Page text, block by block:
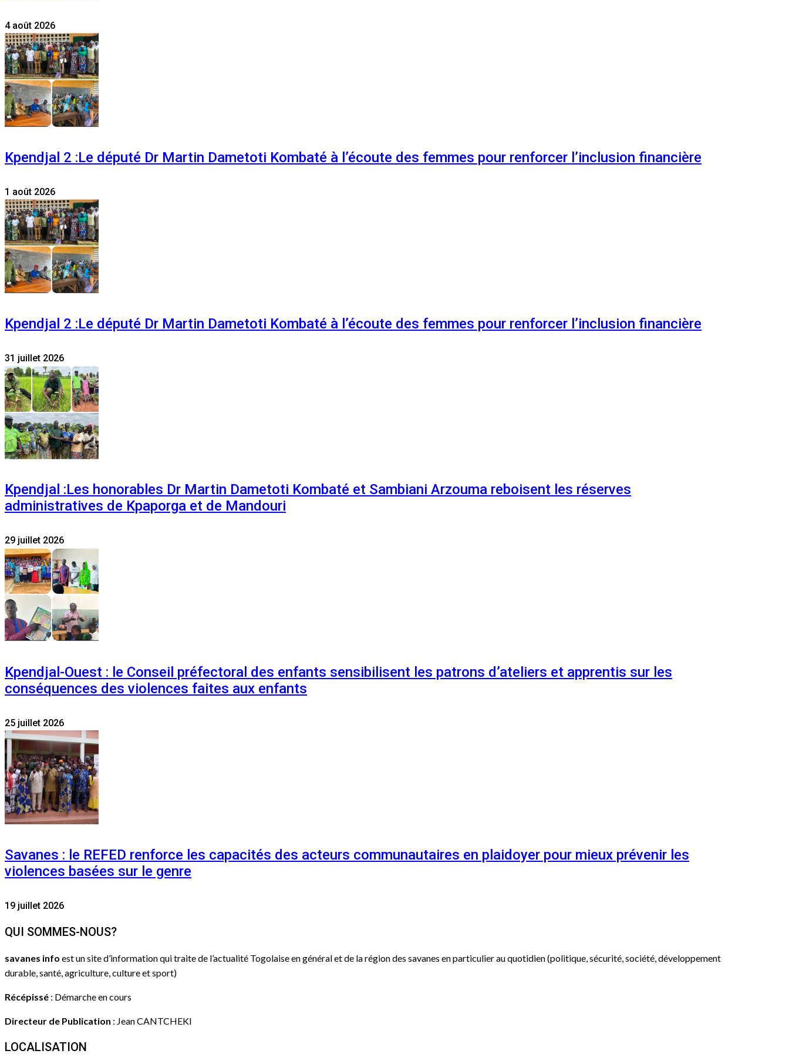
4 août 2026
Kpendjal 2 :Le député Dr Martin Dametoti Kombaté à l’écoute des femmes pour renforcer l’inclusion financière
1 août 2026
Kpendjal 2 :Le député Dr Martin Dametoti Kombaté à l’écoute des femmes pour renforcer l’inclusion financière
31 juillet 2026
Kpendjal :Les honorables Dr Martin Dametoti Kombaté et Sambiani Arzouma reboisent les réserves
administratives de Kpaporga et de Mandouri
29 juillet 2026
Kpendjal-Ouest : le Conseil préfectoral des enfants sensibilisent les patrons d’ateliers et apprentis sur les
conséquences des violences faites aux enfants
25 juillet 2026
Savanes : le REFED renforce les capacités des acteurs communautaires en plaidoyer pour mieux prévenir les
violences basées sur le genre
19 juillet 2026
QUI SOMMES-NOUS?
savanes info est un site d’information qui traite de l’actualité Togolaise en général et de la région des savanes en particulier au quotidien (politique, sécurité, société, développement
durable, santé, agriculture, culture et sport)
Récépissé : Démarche en cours
Directeur de Publication : Jean CANTCHEKI
LOCALISATION